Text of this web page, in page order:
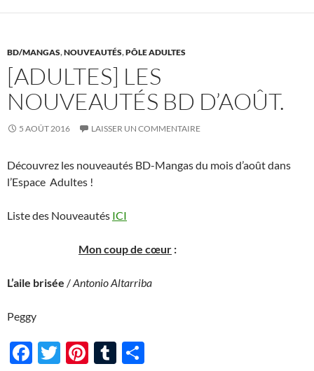
o
BD/MANGAS,NOUVEAUTÉS,PÔLE ADULTES
[ADULTES] LES
NOUVEAUTÉS BD D’AOÛT.
5 AOÛT 2016 LAISSER UN COMMENTAIRE
Découvrez les nouveautés BD-Mangas du mois d’août dans
l’Espace Adultes !
Liste des Nouveautés ICI
Mon coup de cœur :
L’aile brisée /Antonio Altarriba
Peggy
F
T
Pi T